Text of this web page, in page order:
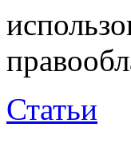
Статьи